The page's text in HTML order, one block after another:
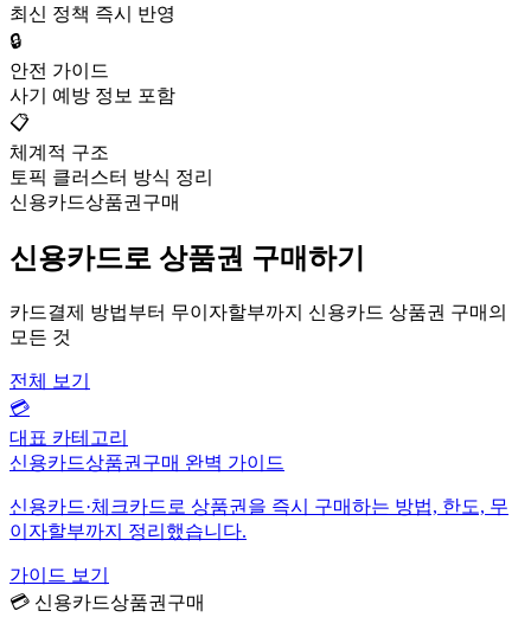
최신 정책 즉시 반영
🔒
안전 가이드
사기 예방 정보 포함
📋
체계적 구조
토픽 클러스터 방식 정리
신용카드상품권구매
신용카드로 상품권 구매하기
카드결제 방법부터 무이자할부까지 신용카드 상품권 구매의
모든 것
전체 보기
💳
대표 카테고리
신용카드상품권구매 완벽 가이드
신용카드·체크카드로 상품권을 즉시 구매하는 방법, 한도, 무
이자할부까지 정리했습니다.
가이드 보기
💳 신용카드상품권구매